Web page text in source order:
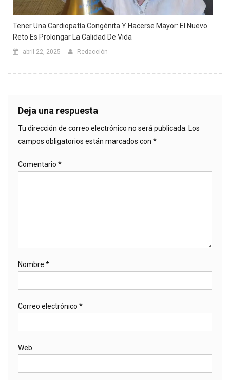
Tener Una Cardiopatía Congénita Y Hacerse Mayor: El Nuevo
Reto Es Prolongar La Calidad De Vida
abril 22, 2025 Redacción
Deja una respuesta
Tu dirección de correo electrónico no será publicada. Los
campos obligatorios están marcados con *
Comentario *
Nombre *
Correo electrónico *
Web